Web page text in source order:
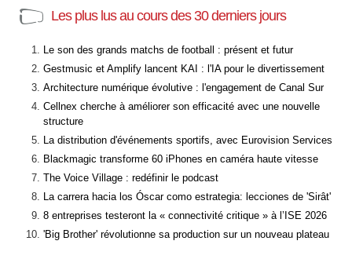
Les plus lus au cours des 30 derniers jours
Le son des grands matchs de football : présent et futur
Gestmusic et Amplify lancent KAI : l'IA pour le divertissement
Architecture numérique évolutive : l'engagement de Canal Sur
Cellnex cherche à améliorer son efficacité avec une nouvelle
structure
La distribution d'événements sportifs, avec Eurovision Services
Blackmagic transforme 60 iPhones en caméra haute vitesse
The Voice Village : redéfinir le podcast
La carrera hacia los Óscar como estrategia: lecciones de 'Sirât'
8 entreprises testeront la « connectivité critique » à l’ISE 2026
'Big Brother' révolutionne sa production sur un nouveau plateau